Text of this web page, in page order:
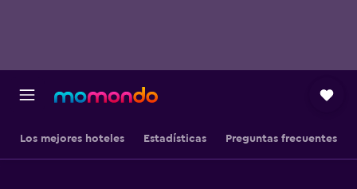
Los mejores hoteles Estadísticas Preguntas frecuentes